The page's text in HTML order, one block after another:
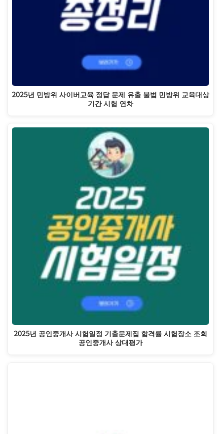
2025년 민방위 사이버교육 정답 문제 유출 불법 민방위 교육대상
기간 시험 연차
2025년 공인중개사 시험일정 기출문제집 합격률 시험장소 조회
공인중개사 상대평가